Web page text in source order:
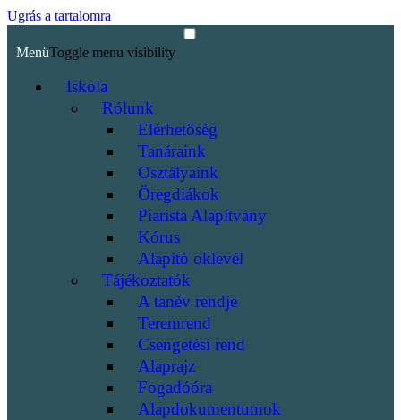
Ugrás a tartalomra
MenüToggle menu visibility
Iskola
Rólunk
Elérhetőség
Tanáraink
Osztályaink
Öregdiákok
Piarista Alapítvány
Kórus
Alapító oklevél
Tájékoztatók
A tanév rendje
Teremrend
Csengetési rend
Alaprajz
Fogadóóra
Alapdokumentumok